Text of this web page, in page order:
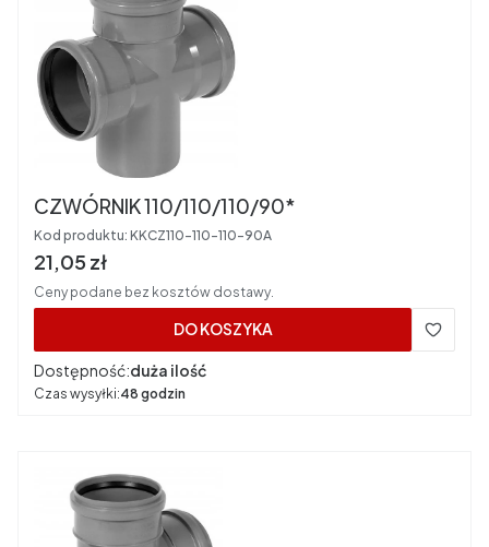
CZWÓRNIK 110/110/110/90*
Kod produktu: KKCZ110-110-110-90A
Cena brutto
21,05 zł
Ceny podane bez kosztów dostawy.
DO KOSZYKA
Dostępność:duża ilość
Czas wysyłki:48 godzin